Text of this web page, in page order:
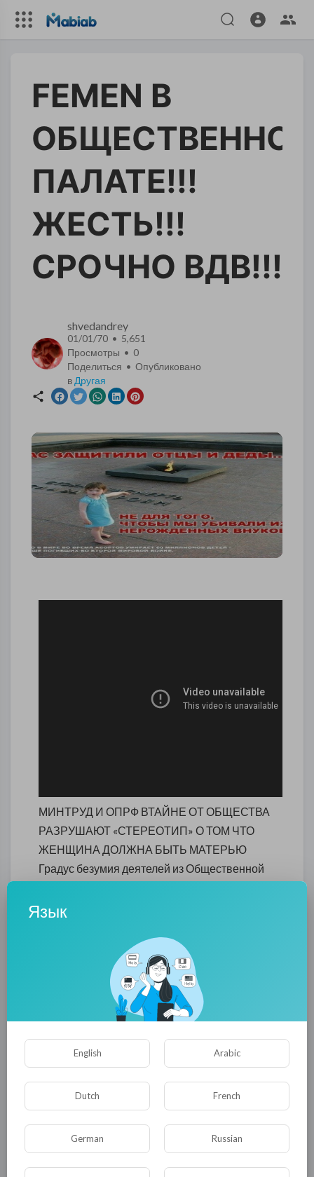
FEMEN В
ПАЛАТЕ!!!
ЖЕСТЬ!!!
СРОЧНО ВДВ!!!
shvedandrey
01/01/70 • 5,651
Просмотры • 0
Поделиться • Опубликовано
в Другая
МИНТРУД И ОПРФ ВТАЙНЕ ОТ ОБЩЕСТВА
РАЗРУШАЮТ «СТЕРЕОТИП» О ТОМ ЧТО
ЖЕНЩИНА ДОЛЖНА БЫТЬ МАТЕРЬЮ
Градус безумия деятелей из Общественной
законодательной инициативы, т.е. готовит
основании которых потом будут приниматься
законы, зашкаливает. 14 октября в
ведомстве, при участии представителей
Минтруда, обсуждали проект «Стратегии
действия РФ в интересах женщин на 2017-
2022 гг.»
0 0 • 0 Комментарии
Язык
English Arabic
Dutch French
German Russian